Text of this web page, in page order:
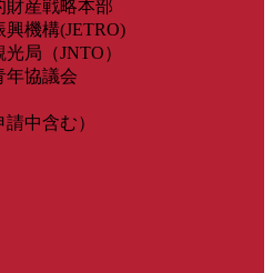
財産戦略本部
興機構(JETRO)
局（JNTO）
年協議会
中含む）